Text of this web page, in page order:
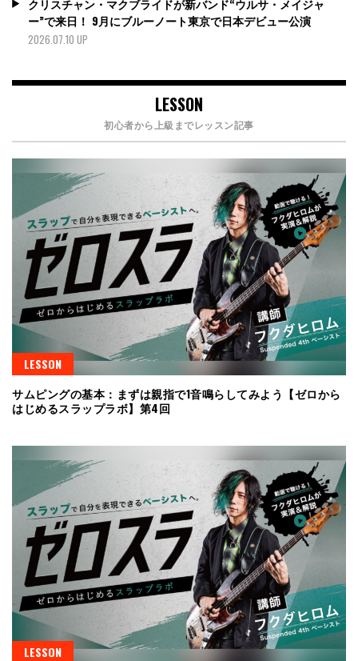
ー”で来日！ 9月にブルーノート東京で日本デビュー公演
2026.07.10 UP
LESSON
初心者から上級までレッスン記事
LESSON
サムピングの基本：まずは親指で1音鳴らしてみよう【ゼロから
はじめるスラップラボ】第4回
LESSON